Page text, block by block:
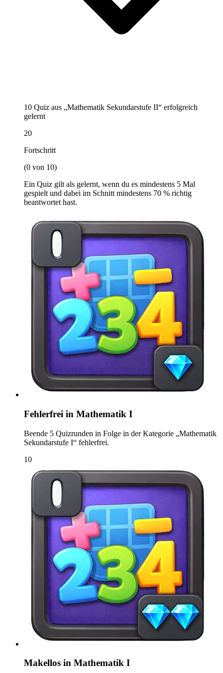
10 Quiz aus „Mathematik Sekundarstufe II“ erfolgreich
gelernt
20
Fortschritt
(0 von 10)
Ein Quiz gilt als gelernt, wenn du es mindestens 5 Mal
gespielt und dabei im Schnitt mindestens 70 % richtig
beantwortet hast.
Fehlerfrei in Mathematik I
Beende 5 Quizrunden in Folge in der Kategorie „Mathematik
Sekundarstufe I“ fehlerfrei.
10
Makellos in Mathematik I